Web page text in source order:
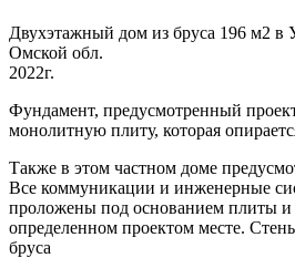
Двухэтажный дом из бруса 196 м2 в
Омской обл.
2022г.
Фундамент, предусмотренный
монолитную плиту, которая
Также в этом частном доме
Все коммуникации и инженерные
проложены под основанием плиты
определенном проектом месте.
бруса